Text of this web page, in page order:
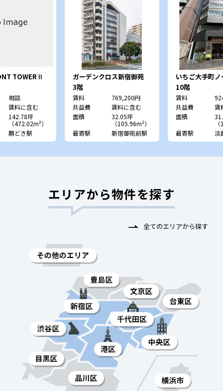
TOWERⅡ
相談
賃料に含む
142.78坪
（472.02m²）
勝どき駅
ガーデンクロス新宿御苑
3階
賃料
769,200円
共益費
賃料に含む
面積
32.05坪
（105.96m²）
最寄駅
新宿御苑前駅
いちご大手町ノ
10階
賃料
共益費
賃
面積
最寄駅
淡
エリアから物件を探す
全てのエリアから探す